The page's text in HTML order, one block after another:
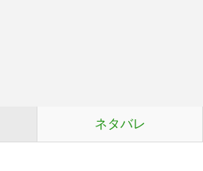
ネタバレ